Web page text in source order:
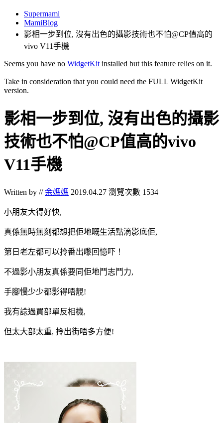
Supermami
MamiBlog
影相一步到位, 沒有出色的攝影技術也不怕@CP值高的
vivo V11手機
Seems you have no WidgetKit installed but this feature relies on it.
Take in consideration that you could need the FULL WidgetKit
version.
影相一步到位, 沒有出色的攝影
技術也不怕@CP值高的vivo
V11手機
Written by //余媽媽 2019.04.27 瀏覽次數 1534
小朋友大得好快,
真係無時無刻都想把佢地嘅生活點滴影底佢,
第日老左都可以拎番出嚟回憶吓！
不過影小朋友真係要同佢地鬥志鬥力,
手腳慢少少都影得唔靚!
我有諗過買部單反相機,
但太大部太重, 拎出街唔多方便!